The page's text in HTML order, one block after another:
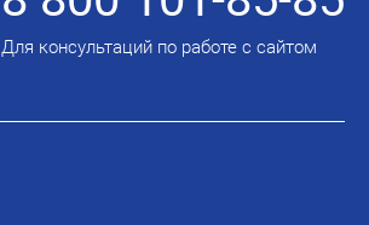
Для консультаций по работе с сайтом